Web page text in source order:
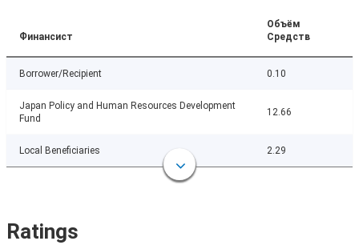
Финансист
Объём
Средств
Borrower/Recipient 0.10
Japan Policy and Human Resources Development
Fund
12.66
Local Beneficiaries 2.29
Ratings